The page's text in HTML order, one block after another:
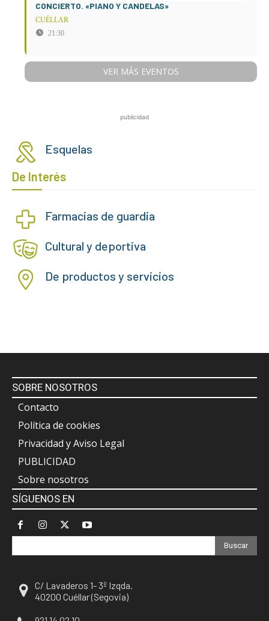
CONCIERTO. «PIANO Y CANDELAS»
CUÉLLAR
21:30
VER MÁS EVENTOS
publicidad
Esquelas
De Interés
Farmacias de guardia
Cultural y deportiva
De productos y servicios
SOBRE NOSOTROS
Contacto
Política de cookies
Privacidad y Aviso Legal
PUBLICIDAD
Sobre nosotros
SÍGUENOS EN
Buscar
C/ Lavaderos 1- 3º Izqda.
40200 Cuéllar (Segovia)